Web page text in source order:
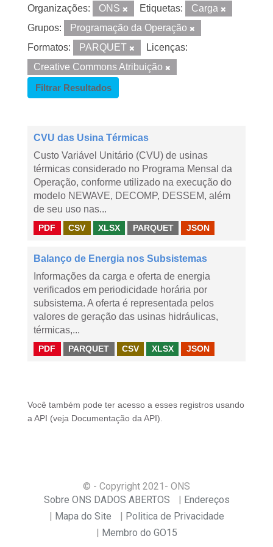
Organizações: ONS Etiquetas:
Carga
Grupos:
Programação da Operação
Formatos:
PARQUET
Licenças:
Creative Commons Atribuição
Filtrar Resultados
CVU das Usina Térmicas
Custo Variável Unitário (CVU) de usinas
térmicas considerado no Programa Mensal da
Operação, conforme utilizado na execução do
modelo NEWAVE, DECOMP, DESSEM, além
de seu uso nas...
PDF CSV XLSX PARQUET JSON
Balanço de Energia nos Subsistemas
Informações da carga e oferta de energia
verificados em periodicidade horária por
subsistema. A oferta é representada pelos
valores de geração das usinas hidráulicas,
térmicas,...
PDF PARQUET CSV XLSX JSON
Você também pode ter acesso a esses registros usando
a API (veja Documentação da API ).
© - Copyright 2021 - ONS
Sobre ONS DADOS ABERTOS
Endereços
Mapa do Site
Politica de Privacidade
Membro do GO15